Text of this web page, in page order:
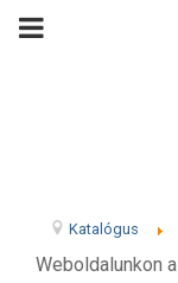
Katalógus
Weboldalunkon